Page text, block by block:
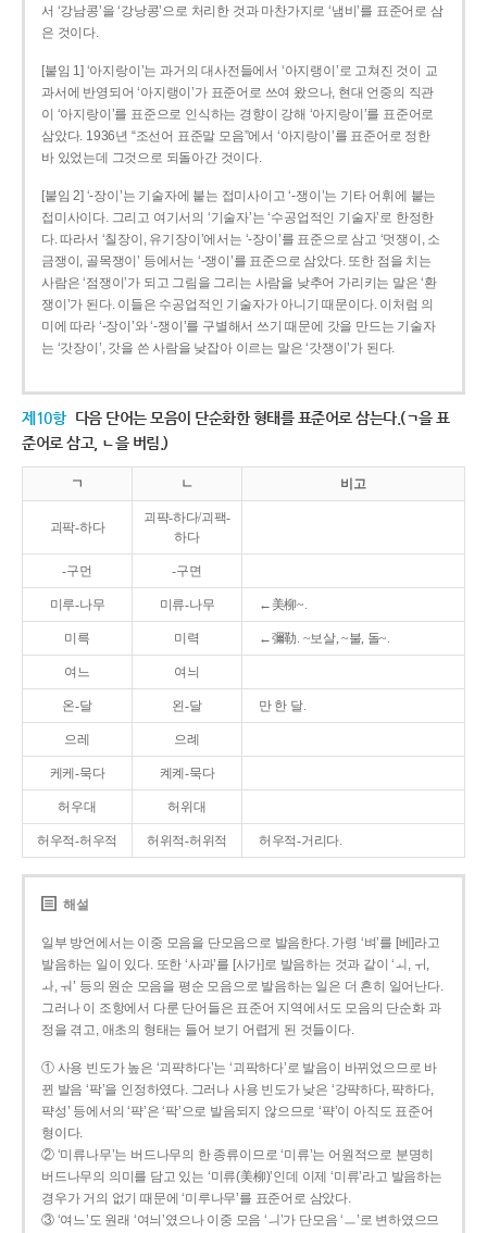
서 ‘강남콩’을 ‘강낭콩’으로 처리한 것과 마찬가지로 ‘냄비’를 표준어로 삼
은 것이다.
[붙임 1] ‘아지랑이’는 과거의 대사전들에서 ‘아지랭이’로 고쳐진 것이 교
과서에 반영되어 ‘아지랭이’가 표준어로 쓰여 왔으나, 현대 언중의 직관
이 ‘아지랑이’를 표준으로 인식하는 경향이 강해 ‘아지랑이’를 표준어로
삼았다. 1936년 “조선어 표준말 모음”에서 ‘아지랑이’를 표준어로 정한
바 있었는데 그것으로 되돌아간 것이다.
[붙임 2] ‘-장이’는 기술자에 붙는 접미사이고 ‘-쟁이’는 기타 어휘에 붙는
접미사이다. 그리고 여기서의 ‘기술자’는 ‘수공업적인 기술자’로 한정한
다. 따라서 ‘칠장이, 유기장이’에서는 ‘-장이’를 표준으로 삼고 ‘멋쟁이, 소
금쟁이, 골목쟁이’ 등에서는 ‘-쟁이’를 표준으로 삼았다. 또한 점을 치는
사람은 ‘점쟁이’가 되고 그림을 그리는 사람을 낮추어 가리키는 말은 ‘환
쟁이’가 된다. 이들은 수공업적인 기술자가 아니기 때문이다. 이처럼 의
미에 따라 ‘-장이’와 ‘-쟁이’를 구별해서 쓰기 때문에 갓을 만드는 기술자
는 ‘갓장이’, 갓을 쓴 사람을 낮잡아 이르는 말은 ‘갓쟁이’가 된다.
제10항 다음 단어는 모음이 단순화한 형태를 표준어로 삼는다.(ㄱ을 표
준어로 삼고, ㄴ을 버림.)
ㄱ ㄴ 비고
괴팍-하다
괴퍅-하다/괴팩-
하다
-구먼 -구면
미루-나무 미류-나무 ←美柳~.
미륵 미력 ←彌勒. ~보살, ~불, 돌~.
여느 여늬
온-달 왼-달 만 한 달.
으레 으례
케케-묵다 켸켸-묵다
허우대 허위대
허우적-허우적 허위적-허위적 허우적-거리다.
해설
일부 방언에서는 이중 모음을 단모음으로 발음한다. 가령 ‘벼’를 [베]라고
발음하는 일이 있다. 또한 ‘사과’를 [사가]로 발음하는 것과 같이 ‘ㅚ, ㅟ,
ㅘ, ㅝ’ 등의 원순 모음을 평순 모음으로 발음하는 일은 더 흔히 일어난다.
그러나 이 조항에서 다룬 단어들은 표준어 지역에서도 모음의 단순화 과
정을 겪고, 애초의 형태는 들어 보기 어렵게 된 것들이다.
① 사용 빈도가 높은 ‘괴퍅하다’는 ‘괴팍하다’로 발음이 바뀌었으므로 바
뀐 발음 ‘팍’을 인정하였다. 그러나 사용 빈도가 낮은 ‘강퍅하다, 퍅하다,
퍅성’ 등에서의 ‘퍅’은 ‘팍’으로 발음되지 않으므로 ‘퍅’이 아직도 표준어
형이다.
② ‘미류나무’는 버드나무의 한 종류이므로 ‘미류’는 어원적으로 분명히
버드나무의 의미를 담고 있는 ‘미류(美柳)’인데 이제 ‘미류’라고 발음하는
경우가 거의 없기 때문에 ‘미루나무’를 표준어로 삼았다.
③ ‘여느’도 원래 ‘여늬’였으나 이중 모음 ‘ㅢ’가 단모음 ‘ㅡ’로 변하였으므